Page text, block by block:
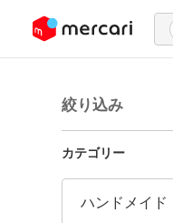
ツにスキップ
絞り込み
カテゴリー